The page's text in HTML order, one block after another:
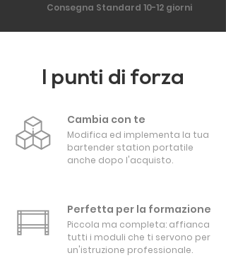
Consegna Standard 10-12 giorni
I punti di forza
Cambia con te
Modifica ed implementa la tua
bartender station portatile
anche dopo l'acquisto.
Perfetta per la formazione
Piccola ma completa: affianca
tutti i moduli che ti servono per
un'istruzione professionale.